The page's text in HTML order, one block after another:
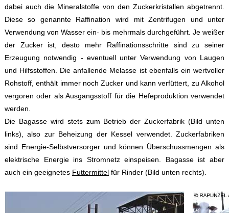
dabei auch die Mineralstoffe von den Zuckerkristallen abgetrennt.
Diese so genannte Raffination wird mit Zentrifugen und unter
Verwendung von Wasser ein- bis mehrmals durchgeführt. Je weißer
der Zucker ist, desto mehr Raffinationsschritte sind zu seiner
Erzeugung notwendig - eventuell unter Verwendung von Laugen
und Hilfsstoffen. Die anfallende Melasse ist ebenfalls ein wertvoller
Rohstoff, enthält immer noch Zucker und kann verfüttert, zu Alkohol
vergoren oder als Ausgangsstoff für die Hefeproduktion verwendet
werden.
Die Bagasse wird stets zum Betrieb der Zuckerfabrik (Bild unten
links), also zur Beheizung der Kessel verwendet. Zuckerfabriken
sind Energie-Selbstversorger und können Überschussmengen als
elektrische Energie ins Stromnetz einspeisen. Bagasse ist aber
auch ein geeignetes Futtermittelfür Rinder (Bild unten rechts).